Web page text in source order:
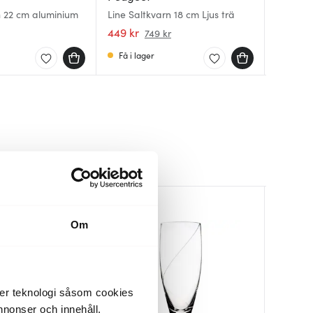
Om
teknologi såsom cookies
och innehåll,
cm aluminium Line Saltkvarn 18 cm Ljus trä
449 kr 749 kr
Få i lager